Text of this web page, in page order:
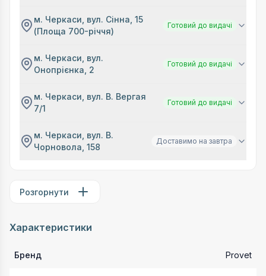
м. Черкаси, вул. Сінна, 15
(Площа 700-річчя)
Готовий до видачі
м. Черкаси, вул.
Онопрієнка, 2
Готовий до видачі
м. Черкаси, вул. В. Вергая
7/1
Готовий до видачі
м. Черкаси, вул. В.
Чорновола, 158
Доставимо на завтра
Розгорнути
Характеристики
Бренд Provet